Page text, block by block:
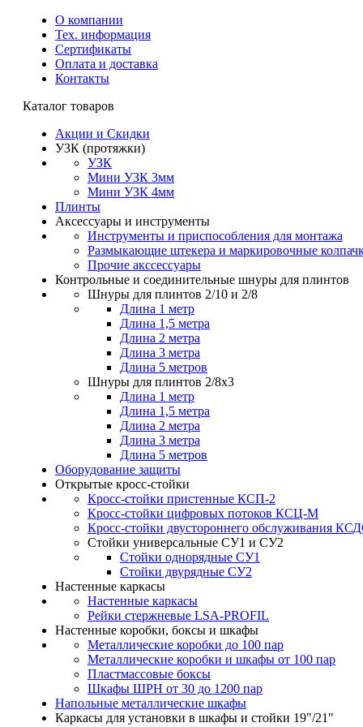
О компании
Тех. информация
Сертификаты
Оплата и доставка
Контакты
Каталог товаров
Акции и Скидки
УЗК (протяжки)
УЗК
Мини УЗК 3мм
Мини УЗК 4мм
Плинты
Аксессуары и инструменты
Инструменты и приспособления для монтажа
Размыкающие штекера и маркировочные
Прочие акссессуары
Контрольные и соединительные шнуры для плинтов
Шнуры для плинтов 2/10 и 2/8
Длина 1 метр
Длина 1,5 метра
Длина 2 метра
Длина 3 метра
Длина 5 метров
Шнуры для плинтов 2/8х3
Длина 1 метр
Длина 1,5 метра
Длина 2 метра
Длина 3 метра
Длина 5 метров
Оборудование защиты
Открытые кросс-стойки
Кросс-стойки пристенные КСП-2
Кросс-стойки цифровых потоков КСЦ-M
Кросс-стойки двустороннего обслуживания
Стойки универсальные СУ1 и СУ2
Стойки однорядные СУ1
Стойки двурядные СУ2
Настенные каркасы
Настенные каркасы
Рейки стержневые LSA-PROFIL
Настенные коробки, боксы и шкафы
Металлические коробки до 100 пар
Металлические коробки и шкафы от 100 пар
Пластмассовые боксы
Шкафы ШРН от 30 до 1200 пар
Напольные металлические шкафы
Каркасы для установки в шкафы и стойки 19"/21"